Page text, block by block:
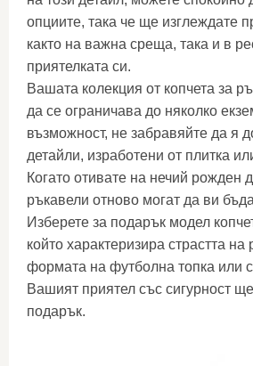
опциите, така че ще изглеждате
както на важна среща, така и в
приятелката си.
Вашата колекция от копчета за
да се ограничава до няколко
възможност, не забравяйте да я
детайли, изработени от плитка
Когато отивате на нечий рожден
ръкавели отново могат да ви
Изберете за подарък модел
който характеризира страстта на
формата на футболна топка или
Вашият приятел със сигурност
подарък.